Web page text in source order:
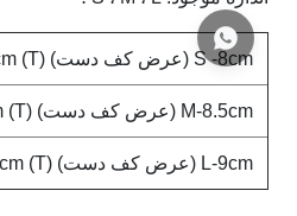
S -8cm (عرض کف دست) x20cm (L) x0.25cm (T)
M-8.5cm (عرض کف دست) x21cm (L) x0.25cm (T)
L-9cm (عرض کف دست) x22cm (L) x0.25cm (T)